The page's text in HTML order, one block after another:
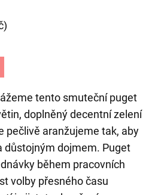
tento smuteční puget
doplněný decentní zelení
pečlivě aranžujeme tak, aby
důstojným dojmem. Puget
během pracovních
volby přesného času